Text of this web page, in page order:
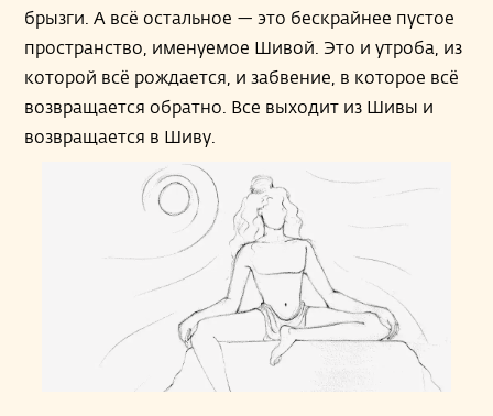
брызги. А всё остальное — это бескрайнее пустое
пространство, именуемое Шивой. Это и утроба, из
которой всё рождается, и забвение, в которое всё
возвращается обратно. Все выходит из Шивы и
возвращается в Шиву.